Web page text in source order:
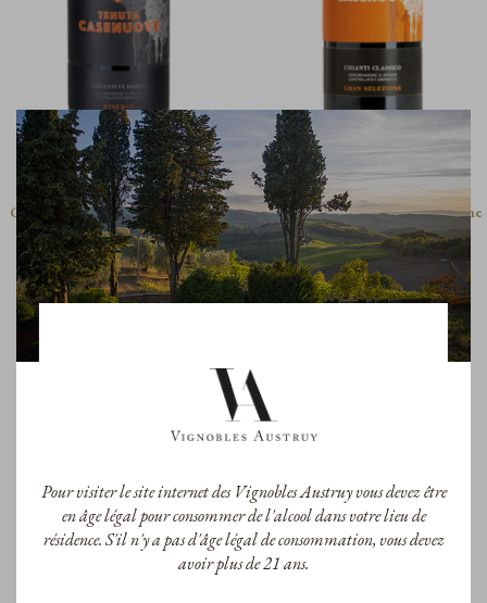
Pour visiter le site internet des Vignobles Austruy vous devez être
en âge légal pour consommer de l'alcool dans votre lieu de
résidence. S'il n'y a pas d'âge légal de consommation, vous devez
avoir plus de 21 ans.
Chianti Classico Riserva
Chianti Classico Riserva Rouge
2018
Chianti Classico Riserva
31,00 €/Bouteille
Chianti Classico
Chianti Classico « Gran Selezione
» 2021
Chianti Classico
54,00 €/Bouteille